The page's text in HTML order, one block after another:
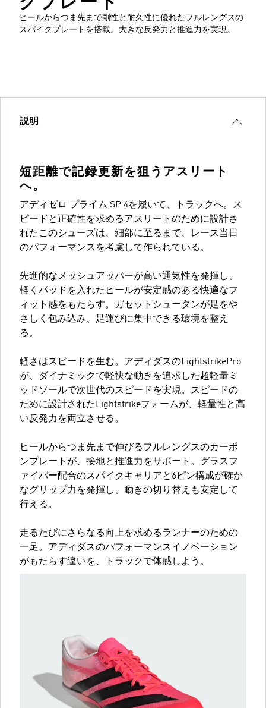
ヒールからつま先まで剛性と耐久性に優れたフルレングスの
スパイクプレートを搭載。大きな反発力と推進力を実現。
説明
短距離で記録更新を狙うアスリート
へ。
アディゼロ プライム SP 4を履いて、トラックへ。ス
ピードと正確性を求めるアスリートのために設計さ
れたこのシューズは、細部に至るまで、レース当日
のパフォーマンスを考慮して作られている。
先進的なメッシュアッパーが高い通気性を発揮し、
軽くパッドを入れたヒールが安定感のある快適なフ
ィット感をもたらす。ガセットシュータンが足をや
さしく包み込み、足運びに集中できる環境を整え
る。
軽さはスピードを生む。アディダスのLightstrikePro
が、ダイナミックで軽快な動きを追求した超軽量ミ
ッドソールで次世代のスピードを実現。スピードの
ために設計されたLightstrikeフォームが、軽量性と高
い反発力を両立させる。
ヒールからつま先まで伸びるフルレングスのカーボ
ンプレートが、接地と推進力をサポート。グラスフ
ァイバー配合のスパイクキャリアと6ピン構成が確か
なグリップ力を発揮し、動きの切り替えも安定して
行える。
走るたびにさらなる向上を求めるランナーのための
一足。アディダスのパフォーマンスイノベーション
がもたらす違いを、トラックで体感しよう。